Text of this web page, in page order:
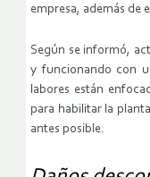
empresa, además de
Según se informó,
y funcionando con
labores están
para habilitar la
antes posible.